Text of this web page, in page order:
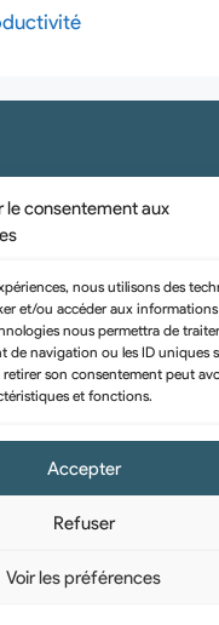
le consentement aux
nous utilisons des
et/ou accéder aux informations
nous permettra de
de navigation ou les ID uniques
son consentement peut
et fonctions.
Accepter
Refuser
Voir les préférences
hello@uraise.pro
u-raise
Mentions légales